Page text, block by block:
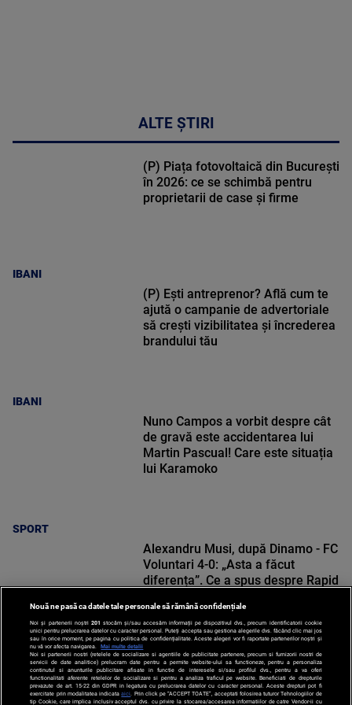
ALTE ȘTIRI
IBANI
(P) Piața fotovoltaică din București
în 2026: ce se schimbă pentru
proprietarii de case și firme
IBANI
(P) Ești antreprenor? Află cum te
ajută o campanie de advertoriale
să crești vizibilitatea și încrederea
brandului tău
SPORT
Nuno Campos a vorbit despre cât
de gravă este accidentarea lui
Martin Pascual! Care este situația
lui Karamoko
SPORT
Alexandru Musi, după Dinamo - FC
Voluntari 4-0: „Asta a făcut
diferența”. Ce a spus despre Rapid
Nouă ne pasă ca datele tale personale să rămână confidențiale
Noi și partenerii noștri 201 stocăm și/sau accesăm informații pe dispozitivul dvs., precum identificatorii cookie
unici pentru prelucrarea datelor cu caracter personal. Puteți accepta sau gestiona alegerile dvs. făcând clic mai jos
sau în orice moment, pe pagina cu politica de confidențialitate. Aceste alegeri vor fi raportate partenerilor noștri și
nu vă vor afecta navigarea.
Mai multe detalii
Noi si partenerii nostri (retelele de socializare si agentiile de publicitate partenere, precum si furnizorii nostri de
servicii de date analitice) prelucram date pentru a permite website-ului sa functioneze, pentru a personaliza
continutul si anunturile publicitare afisate in functie de interesele si/sau profilul dvs., pentru a va oferi
functionalitati aferente retelelor de socializare si pentru a analiza traficul pe website. Beneficiati de drepturile
prevazute de art. 15-22 din GDPR in legatura cu prelucrarea datelor cu caracter personal. Aceste drepturi pot fi
exercitate prin modalitatea indicataaici . Prin click pe “ACCEPT TOATE”, acceptati folosirea tuturor Tehnologiilor de
tip Cookie, care implica inclusiv acceptul dvs. cu privire la stocarea/accesarea informatiilor de catre Vendor-ii cu